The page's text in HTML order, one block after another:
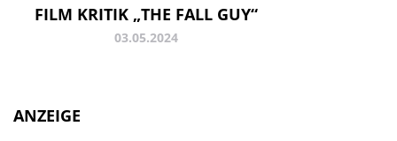
FILM KRITIK „THE FALL GUY“
03.05.2024
ANZEIGE